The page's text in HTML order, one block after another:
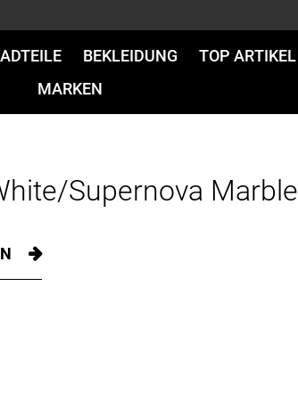
BEKLEIDUNG TOP ARTIKEL
MARKEN
Supernova Marble